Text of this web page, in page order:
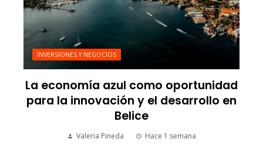
INVERSIONES Y NEGOCIOS
La economía azul como oportunidad
para la innovación y el desarrollo en
Belice
Valeria Pineda Hace 1 semana